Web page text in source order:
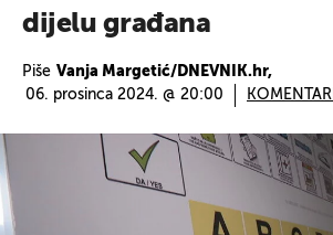
dijelu građana
Piše Vanja Margetić/DNEVNIK.hr,
06. prosinca 2024. @ 20:00
KOMENTARI